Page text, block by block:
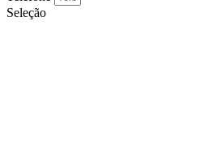
Seleção